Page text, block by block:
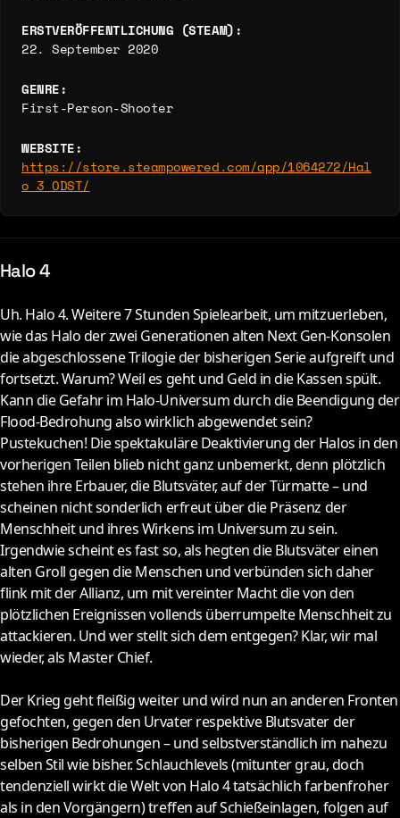
ERSTVERÖFFENTLICHUNG (STEAM):
22. September 2020
GENRE:
First-Person-Shooter
WEBSITE:
https://store.steampowered.com/app/1064272/Hal
o_3_ODST/
Halo 4
Uh. Halo 4. Weitere 7 Stunden Spielearbeit, um mitzuerleben,
wie das Halo der zwei Generationen alten Next Gen-Konsolen
die abgeschlossene Trilogie der bisherigen Serie aufgreift und
fortsetzt. Warum? Weil es geht und Geld in die Kassen spült.
Kann die Gefahr im Halo-Universum durch die Beendigung der
Flood-Bedrohung also wirklich abgewendet sein?
Pustekuchen! Die spektakuläre Deaktivierung der Halos in den
vorherigen Teilen blieb nicht ganz unbemerkt, denn plötzlich
stehen ihre Erbauer, die Blutsväter, auf der Türmatte – und
scheinen nicht sonderlich erfreut über die Präsenz der
Menschheit und ihres Wirkens im Universum zu sein.
Irgendwie scheint es fast so, als hegten die Blutsväter einen
alten Groll gegen die Menschen und verbünden sich daher
flink mit der Allianz, um mit vereinter Macht die von den
plötzlichen Ereignissen vollends überrumpelte Menschheit zu
attackieren. Und wer stellt sich dem entgegen? Klar, wir mal
wieder, als Master Chief.
Der Krieg geht fleißig weiter und wird nun an anderen Fronten
gefochten, gegen den Urvater respektive Blutsvater der
bisherigen Bedrohungen – und selbstverständlich im nahezu
selben Stil wie bisher. Schlauchlevels (mitunter grau, doch
tendenziell wirkt die Welt von Halo 4 tatsächlich farbenfroher
als in den Vorgängern) treffen auf Schießeinlagen, folgen auf